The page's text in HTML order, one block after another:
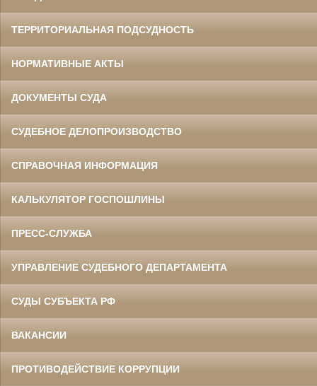
ТЕРРИТОРИАЛЬНАЯ ПОДСУДНОСТЬ
НОРМАТИВНЫЕ АКТЫ
ДОКУМЕНТЫ СУДА
СУДЕБНОЕ ДЕЛОПРОИЗВОДСТВО
СПРАВОЧНАЯ ИНФОРМАЦИЯ
КАЛЬКУЛЯТОР ГОСПОШЛИНЫ
ПРЕСС-СЛУЖБА
УПРАВЛЕНИЕ СУДЕБНОГО ДЕПАРТАМЕНТА
СУДЫ СУБЪЕКТА РФ
ВАКАНСИИ
ПРОТИВОДЕЙСТВИЕ КОРРУПЦИИ